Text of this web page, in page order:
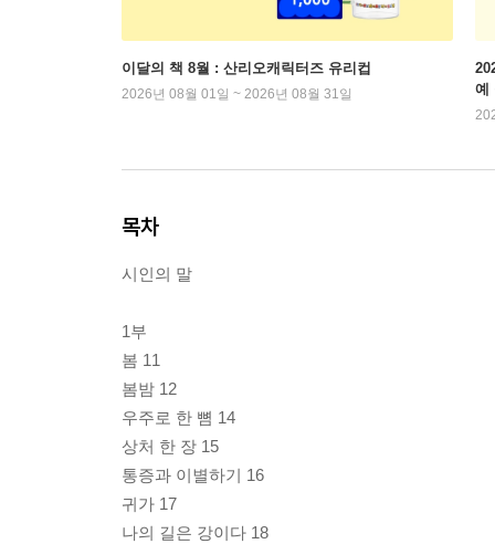
이달의 책 8월 : 산리오캐릭터즈 유리컵
2026년 08월 01일 ~ 2026년 08월 31일
예
목차
시인의 말
1부
봄 11
봄밤 12
우주로 한 뼘 14
상처 한 장 15
통증과 이별하기 16
귀가 17
나의 길은 강이다 18